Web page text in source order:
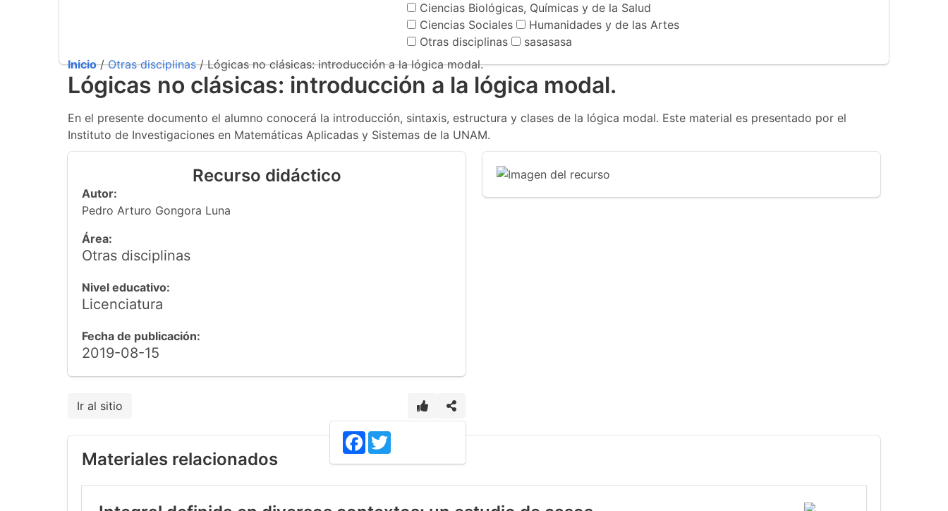
Ciencias Biológicas, Químicas y de la Salud
Ciencias Sociales
Humanidades y de las Artes
Otras disciplinas
sasasasa
Inicio/Otras disciplinas/ Lógicas no clásicas: introducción a la lógica modal.
Lógicas no clásicas: introducción a la lógica modal.
En el presente documento el alumno conocerá la introducción, sintaxis, estructura y clases de la lógica modal. Este material es presentado por el
Instituto de Investigaciones en Matemáticas Aplicadas y Sistemas de la UNAM.
Recurso didáctico
Autor:
Pedro Arturo Gongora Luna
Área:
Otras disciplinas
Nivel educativo:
Licenciatura
Fecha de publicación:
2019-08-15
Ir al sitio
Facebook
Materiales relacionados